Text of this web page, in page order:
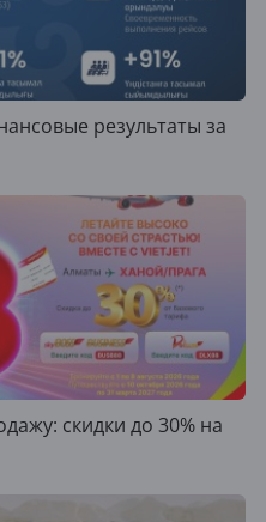
результаты за
скидки до 30% на